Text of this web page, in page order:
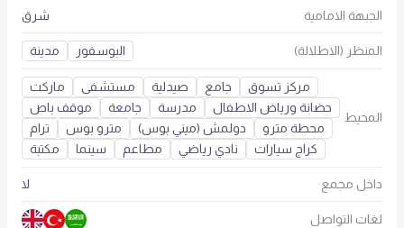
الجبهة الامامية شرق
المنظر (الاطلالة) البوسفور مدينة
المحيط
مركز تسوق جامع صيدلية مستشفى
ماركت
حضانة ورياض الاطفال
مدرسة جامعة
موقف باص
محطة مترو
دولمش (ميني بوس) مترو بوس
ترام
كراج سيارات
نادي رياضي مطاعم سينما مكتبة
داخل مجمع لا
لغات التواصل